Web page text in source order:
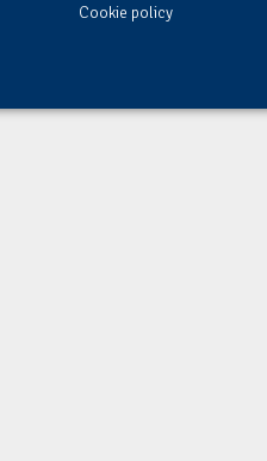
Cookie policy